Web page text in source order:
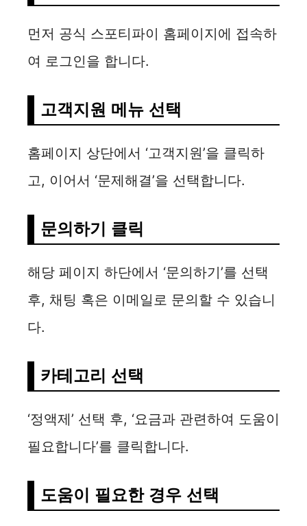
먼저 공식 스포티파이 홈페이지에 접속하
여 로그인을 합니다.
고객지원 메뉴 선택
홈페이지 상단에서 ‘고객지원’을 클릭하
고, 이어서 ‘문제해결’을 선택합니다.
문의하기 클릭
해당 페이지 하단에서 ‘문의하기’를 선택
후, 채팅 혹은 이메일로 문의할 수 있습니
다.
카테고리 선택
‘정액제’ 선택 후, ‘요금과 관련하여 도움이
필요합니다’를 클릭합니다.
도움이 필요한 경우 선택